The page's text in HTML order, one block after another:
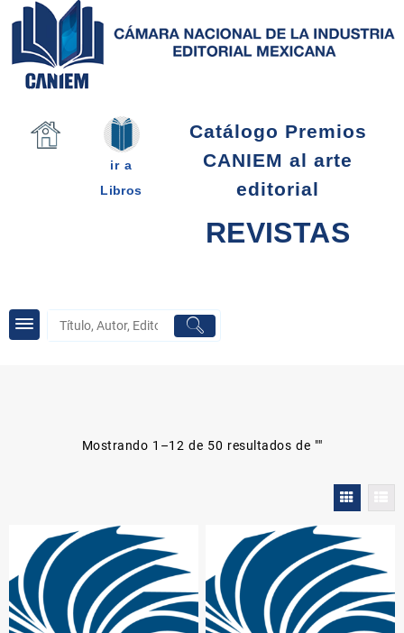
Saltar
contenido
ir a
Libros
Catálogo Premios
CANIEM al arte
editorial
REVISTAS
Mostrando 1–12 de 50 resultados de ""